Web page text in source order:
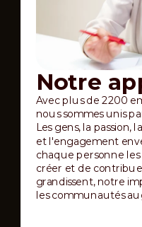
Notre
Avec plus de 2200
nous sommes unis
Les gens, la passion,
et l'engagement
chaque personne
créer et de
grandissent, notre
les communautés